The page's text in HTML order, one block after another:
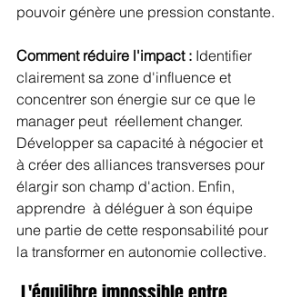
pouvoir génère une pression constante.
Comment réduire l'impact : Identifier
clairement sa zone d'influence et
concentrer son énergie sur ce que le
manager peut  réellement changer.
Développer sa capacité à négocier et
à créer des alliances transverses pour
élargir son champ d'action. Enfin,
apprendre  à déléguer à son équipe
une partie de cette responsabilité pour
la transformer en autonomie collective.